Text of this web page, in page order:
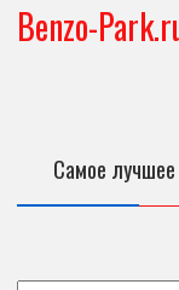
Benzo-
Самое